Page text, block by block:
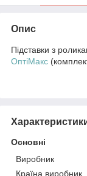
Опис
Підставки з
ОптіМакс
Основні
Виробник
Країна виробник